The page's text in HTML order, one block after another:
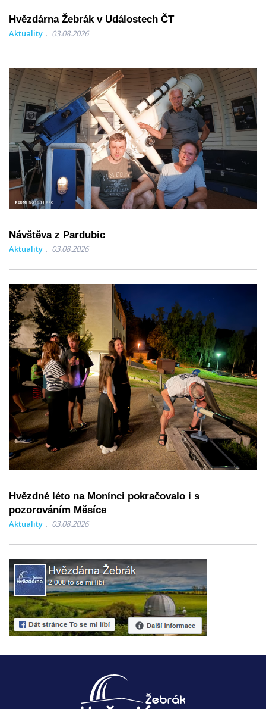
Hvězdárna Žebrák v Událostech ČT
Aktuality 03.08.2026
Návštěva z Pardubic
Aktuality 03.08.2026
Hvězdné léto na Monínci pokračovalo i s
pozorováním Měsíce
Aktuality 03.08.2026